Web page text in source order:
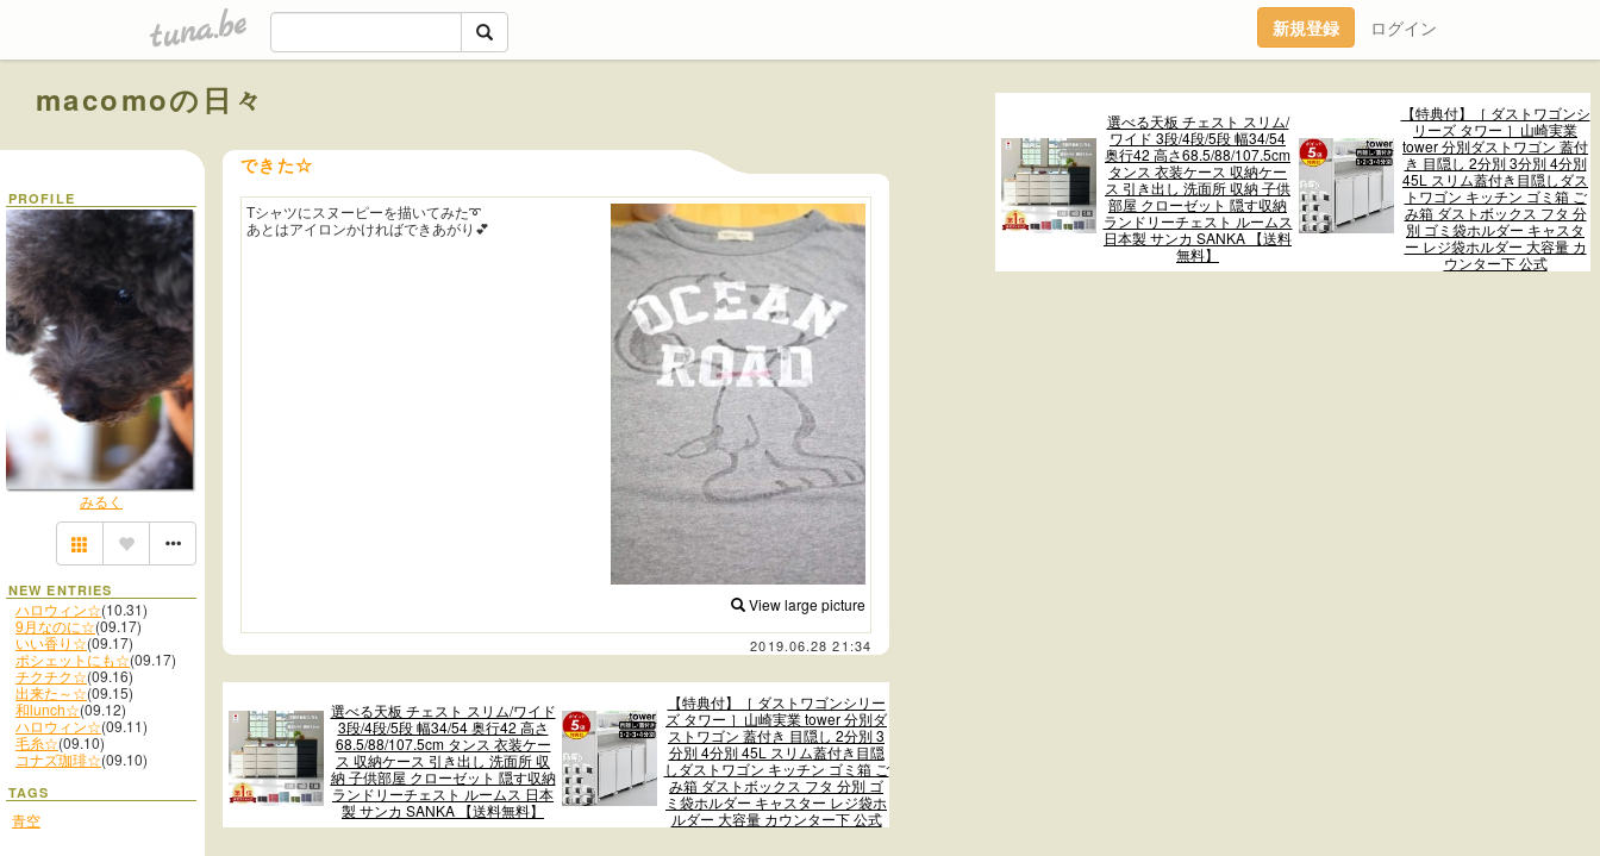
tuna.be 新規登録 ログイン
選べる天板 チェスト スリム/
ワイド 3段/4段/5段 幅34/54
奥行42 高さ68.5/88/107.5cm
タンス 衣装ケース 収納ケー
ス 引き出し 洗面所 収納 子供
部屋 クローゼット 隠す収納
ランドリーチェスト ルームス
日本製 サンカ SANKA 【送料
無料】
【特典付】［ ダストワゴンシ
リーズ タワー ］山崎実業
tower 分別ダストワゴン 蓋付
き 目隠し 2分別 3分別 4分別
45L スリム蓋付き目隠しダス
トワゴン キッチン ゴミ箱 ご
み箱 ダストボックス フタ 分
別 ゴミ袋ホルダー キャスタ
ー レジ袋ホルダー 大容量 カ
ウンター下 公式
macomoの日々
PROFILE
みるく
NEW ENTRIES
ハロウィン☆(10.31)
9月なのに☆(09.17)
いい香り☆(09.17)
ポシェットにも☆(09.17)
チクチク☆(09.16)
出来た～☆(09.15)
和lunch☆(09.12)
ハロウィン☆(09.11)
毛糸☆(09.10)
コナズ珈琲☆(09.10)
TAGS
青空
できた☆
View large picture
Tシャツにスヌーピーを描いてみた➰
あとはアイロンかければできあがり💕
2019.06.28 21:34
選べる天板 チェスト スリム/ワイド
3段/4段/5段 幅34/54 奥行42 高さ
68.5/88/107.5cm タンス 衣装ケー
ス 収納ケース 引き出し 洗面所 収
納 子供部屋 クローゼット 隠す収納
ランドリーチェスト ルームス 日本
製 サンカ SANKA 【送料無料】
【特典付】［ ダストワゴンシリー
ズ タワー ］山崎実業 tower 分別ダ
ストワゴン 蓋付き 目隠し 2分別 3
分別 4分別 45L スリム蓋付き目隠
しダストワゴン キッチン ゴミ箱 ご
み箱 ダストボックス フタ 分別 ゴ
ミ袋ホルダー キャスター レジ袋ホ
ルダー 大容量 カウンター下 公式